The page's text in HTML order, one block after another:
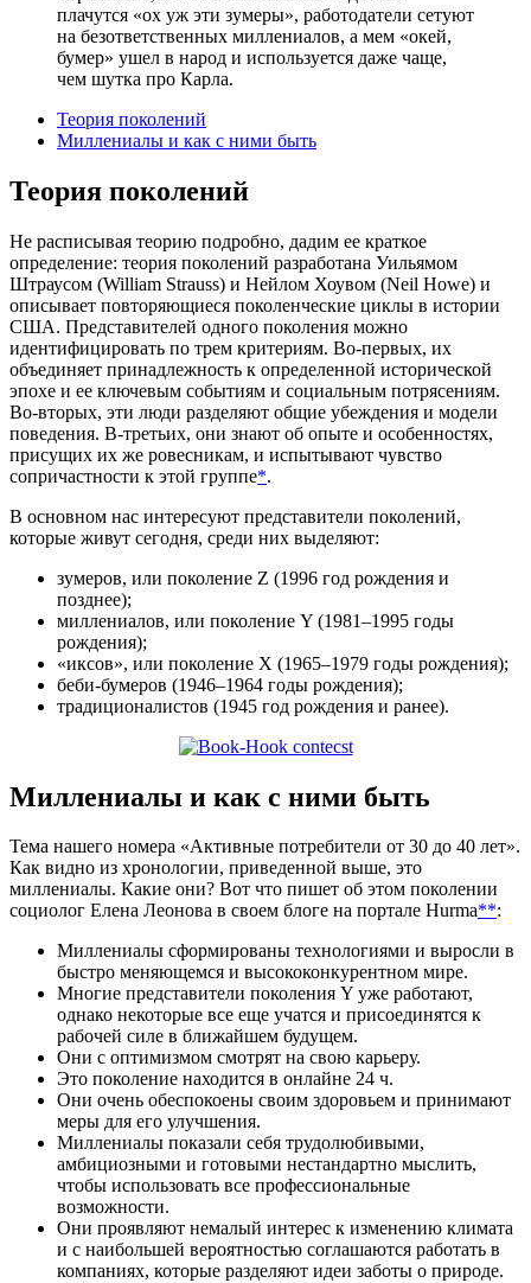
плачутся «ох уж эти зумеры», работодатели сетуют
на безответственных миллениалов, а мем «окей,
бумер» ушел в народ и используется даже чаще,
чем шутка про Карла.
Теория поколений
Миллениалы и как с ними быть
Теория поколений
Не расписывая теорию подробно, дадим ее краткое
определение: теория поколений разработана Уильямом
Штраусом (William Strauss) и Нейлом Хоувом (Neil Howe) и
описывает повторяющиеся поколенческие циклы в истории
США. Представителей одного поколения можно
идентифицировать по трем критериям. Во-первых, их
объединяет принадлежность к определенной исторической
эпохе и ее ключевым событиям и социальным потрясениям.
Во-вторых, эти люди разделяют общие убеждения и модели
поведения. В-третьих, они знают об опыте и особенностях,
присущих их же ровесникам, и испытывают чувство
сопричастности к этой группе*.
В основном нас интересуют представители поколений,
которые живут сегодня, среди них выделяют:
зумеров, или поколение Z (1996 год рождения и
позднее);
миллениалов, или поколение Y (1981–1995 годы
рождения);
«иксов», или поколение X (1965–1979 годы рождения);
беби-бумеров (1946–1964 годы рождения);
традиционалистов (1945 год рождения и ранее).
Миллениалы и как с ними быть
Тема нашего номера «Активные потребители от 30 до 40 лет».
Как видно из хронологии, приведенной выше, это
миллениалы. Какие они? Вот что пишет об этом поколении
социолог Елена Леонова в своем блоге на портале Hurma**:
Миллениалы сформированы технологиями и выросли в
быстро меняющемся и высококонкурентном мире.
Многие представители поколения Y уже работают,
однако некоторые все еще учатся и присоединятся к
рабочей силе в ближайшем будущем.
Они с оптимизмом смотрят на свою карьеру.
Это поколение находится в онлайне 24 ч.
Они очень обеспокоены своим здоровьем и принимают
меры для его улучшения.
Миллениалы показали себя трудолюбивыми,
амбициозными и готовыми нестандартно мыслить,
чтобы использовать все профессиональные
возможности.
Они проявляют немалый интерес к изменению климата
и с наибольшей вероятностью соглашаются работать в
компаниях, которые разделяют идеи заботы о природе.